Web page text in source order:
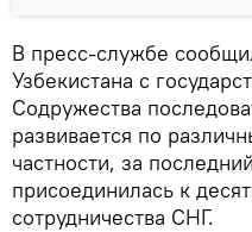
В пресс-службе
Узбекистана с
Содружества
развивается по
частности, за
присоединилась к
сотрудничества СНГ.